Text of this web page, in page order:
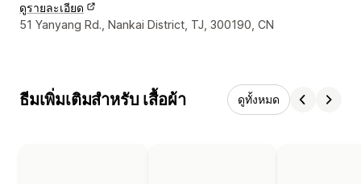
ดูรายละเอียด
รายละเอียดการติดต่อผู้ออกแบบ
51 Yanyang Rd., Nankai District, TJ, 300190, CN
ธีมเพิ่มเติมสำหรับ เสื้อผ้า ดูทั้งหมด